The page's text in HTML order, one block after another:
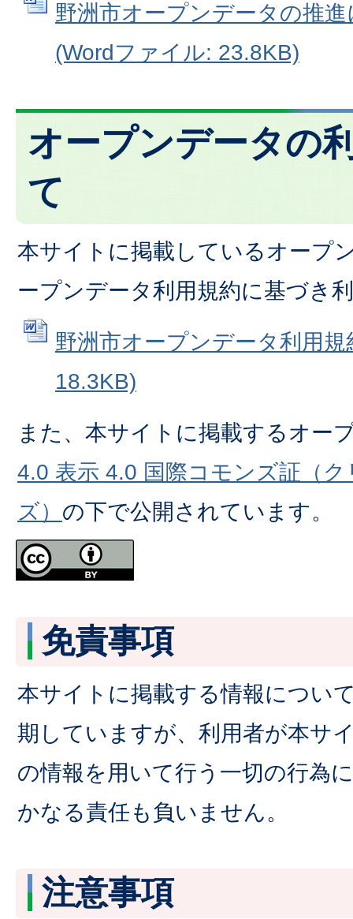
野洲市オープンデータの推
(Wordファイル: 23.8KB)
オープンデータの
て
本サイトに掲載しているオープ
ープンデータ利用規約に基づき
野洲市オープンデータ利用
18.3KB)
また、本サイトに掲載するオー
4.0 表示 4.0 国際コモンズ証（
ズ） の下で公開されています。
免責事項
本サイトに掲載する情報につい
期していますが、利用者が本サ
の情報を用いて行う一切の行為
かなる責任も負いません。
注意事項